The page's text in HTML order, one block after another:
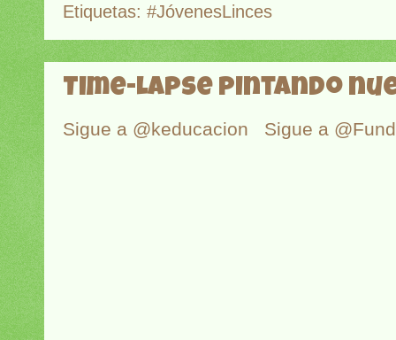
Etiquetas: #JóvenesLinces
Time-Lapse pintando
Sigue a @keducacion Sigue a